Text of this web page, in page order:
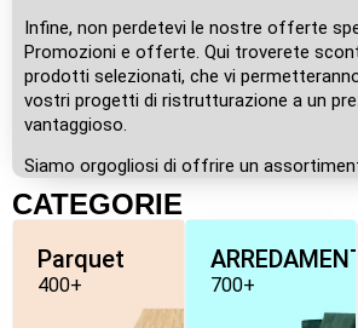
Infine, non perdetevi le nostre offerte
Promozioni e offerte. Qui troverete
prodotti selezionati, che vi
vostri progetti di ristrutturazione a un
vantaggioso.
Siamo orgogliosi di offrire un
CATEGORIE
Parquet
400+ 700+